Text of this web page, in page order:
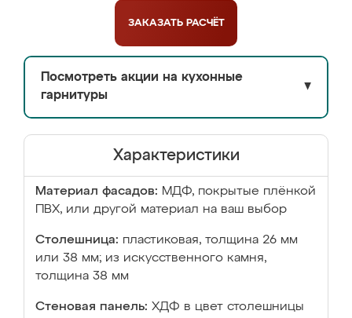
ЗАКАЗАТЬ РАСЧЁТ
Посмотреть акции на кухонные
гарнитуры
▼
Характеристики
Материал фасадов: МДФ, покрытые плёнкой
ПВХ, или другой материал на ваш выбор
Столешница: пластиковая, толщина 26 мм
или 38 мм; из искусственного камня,
толщина 38 мм
Стеновая панель: ХДФ в цвет столешницы